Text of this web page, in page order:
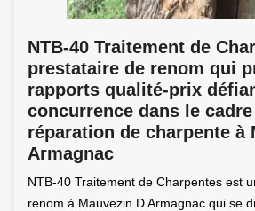
NTB-40 Traitement de
prestataire de renom qui
rapports qualité-prix
concurrence dans le
réparation de charpente à
Armagnac
NTB-40 Traitement de Charpentes est
renom à Mauvezin D Armagnac qui se